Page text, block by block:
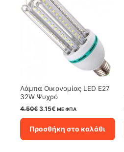
Λάμπα Οικονομίας LED E27
32W Ψυχρό
4.50€ Original
4.50€.
3.15€Η
είναι:
3.15€.
ΜΕ ΦΠΑ
Προσθήκη στο καλάθι